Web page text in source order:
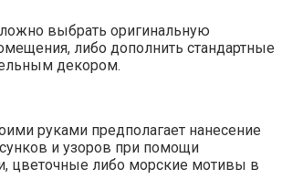
выбрать оригинальную
либо дополнить стандартные
декором.
руками предполагает нанесение
и узоров при помощи
цветочные либо морские мотивы в